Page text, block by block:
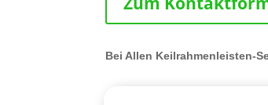
Bei Allen Keilrahmenleisten-